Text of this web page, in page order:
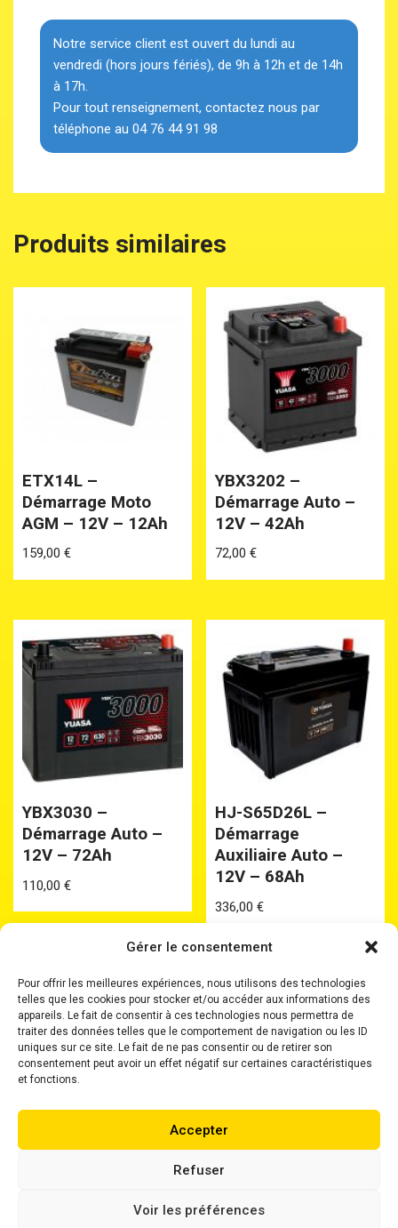
Gérer le consentement
Pour offrir les meilleures expériences, nous utilisons des technologies
telles que les cookies pour stocker et/ou accéder aux informations des
appareils. Le fait de consentir à ces technologies nous permettra de
traiter des données telles que le comportement de navigation ou les ID
uniques sur ce site. Le fait de ne pas consentir ou de retirer son
consentement peut avoir un effet négatif sur certaines caractéristiques
et fonctions.
Accepter
Refuser
Voir les préférences
Notre service client est ouvert du lundi au
vendredi (hors jours fériés), de 9h à 12h et de 14h
à 17h.
Pour tout renseignement, contactez nous par
téléphone au 04 76 44 91 98
Produits similaires
ETX14L –
Démarrage Moto
AGM – 12V – 12Ah
159,00 €
YBX3202 –
Démarrage Auto –
12V – 42Ah
72,00€
YBX3030 –
Démarrage Auto –
12V – 72Ah
110,00 €
HJ-S65D26L –
Démarrage
Auxiliaire Auto –
12V – 68Ah
336,00€
Accueil Batteries
Batteries Plomb Etanche
Chargeurs
| Propulsé parWordPress